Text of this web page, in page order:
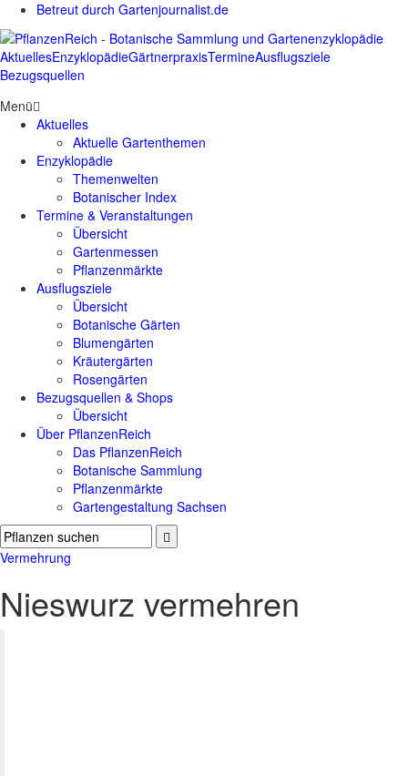
Betreut durch Gartenjournalist.de
AktuellesEnzyklopädieGärtnerpraxisTermineAusflugsziele
Bezugsquellen
Menü
Aktuelles
Aktuelle Gartenthemen
Enzyklopädie
Themenwelten
Botanischer Index
Termine & Veranstaltungen
Übersicht
Gartenmessen
Pflanzenmärkte
Ausflugsziele
Übersicht
Botanische Gärten
Blumengärten
Kräutergärten
Rosengärten
Bezugsquellen & Shops
Übersicht
Über PflanzenReich
Das PflanzenReich
Botanische Sammlung
Pflanzenmärkte
Gartengestaltung Sachsen
Vermehrung
Nieswurz vermehren